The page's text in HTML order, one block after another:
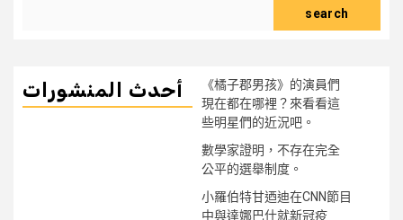
search
أحدث المنشورات
《橘子郡男孩》的演員們
現在都在哪裡？來看看這
些明星們的近況吧。
數學家證明，不存在完全
公平的選舉制度。
小羅伯特甘迺迪在CNN節目
中與達娜巴什就新冠疫